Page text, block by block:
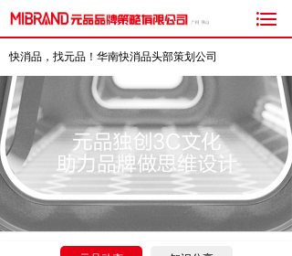

快消品，找元品！华南快消品头部策划公司